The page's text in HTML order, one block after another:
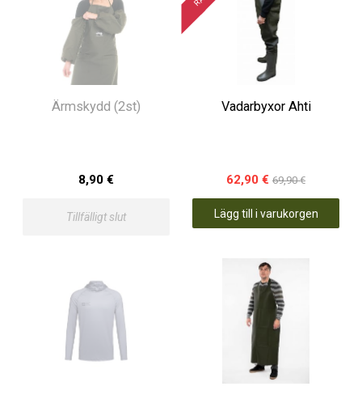
Ärmskydd (2st)
8,90 €
Tillfälligt slut
Vadarbyxor Ahti
62,90 € 69,90 €
Lägg till i varukorgen